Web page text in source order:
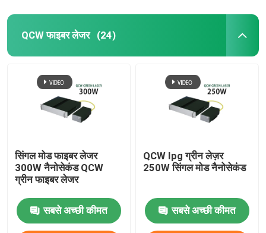
QCW फाइबर लेजर (24)
सिंगल मोड फाइबर लेजर
300W नैनोसेकंड QCW
ग्रीन फाइबर लेजर
सबसे अच्छी कीमत
QCW Ipg ग्रीन लेज़र
250W सिंगल मोड नैनोसेकंड
सबसे अच्छी कीमत